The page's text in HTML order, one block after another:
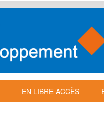
EN LIBRE ACCÈS